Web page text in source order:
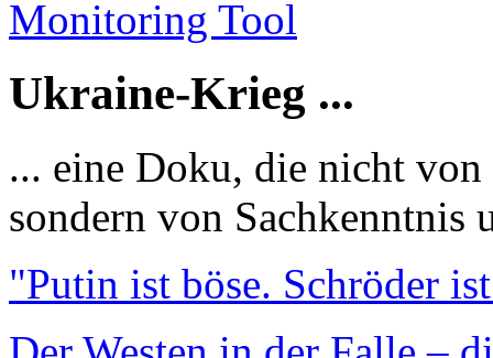
Ukraine-Krieg ...
... eine Doku, die nicht
sondern von Sachkenntnis
"Putin ist böse. Schröder